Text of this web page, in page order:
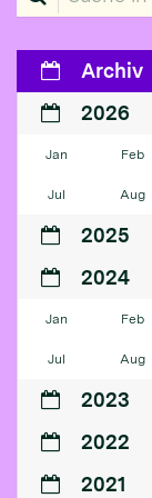
Archiv
2026
Jan Feb
Jul Aug
2025
2024
Jan Feb
Jul Aug
2023
2022
2021